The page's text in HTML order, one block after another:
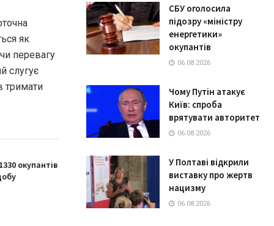
як
перевагу
слугує
тримати
окупантів
СБУ оголосила
підозру «міністру
енергетики»
окупантів
06.08.2026
Чому Путін атакує
Київ: спроба
врятувати авторитет
06.08.2026
У Полтаві відкрили
виставку про жертв
нацизму
06.08.2026